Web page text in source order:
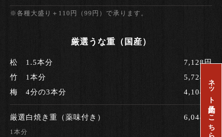
ネット予約はこちら
※各種大盛り＋110円（99円）で承ります。
厳選うな重（国産）
松 1.5本分
竹 1本分
梅 4分の3本分
7,128円
5,724円
4,104円
厳選白焼き重（薬味付き） 6,048円
1本分